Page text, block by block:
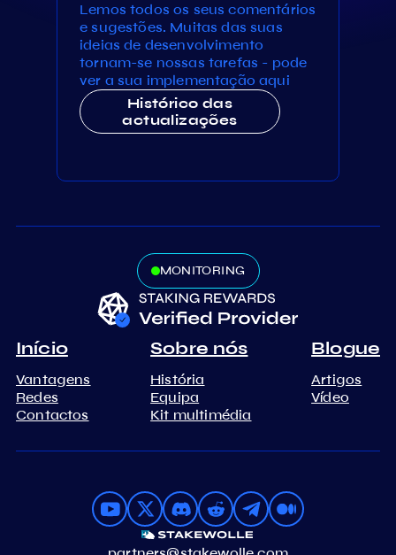
Lemos todos os seus comentários
e sugestões. Muitas das suas
ideias de desenvolvimento
tornam-se nossas tarefas - pode
ver a sua implementação aqui
Histórico das
actualizações
MONITORING
Início
Vantagens
Redes
Contactos
Sobre nós
História
Equipa
Kit multimédia
Blogue
Artigos
Vídeo